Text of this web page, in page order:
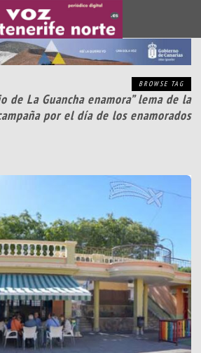
BROWSE TAG
de La Guancha enamora” lema de la
por el día de los enamorados